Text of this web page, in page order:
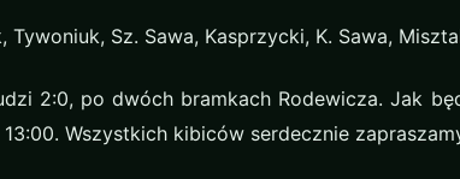
Tywoniuk, Sz. Sawa, Kasprzycki, K. Sawa,
2:0, po dwóch bramkach Rodewicza. Jak
Wszystkich kibiców serdecznie